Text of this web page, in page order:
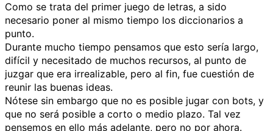
Como se trata del primer juego de letras, a sido
necesario poner al mismo tiempo los diccionarios a
punto.
Durante mucho tiempo pensamos que esto sería largo,
difícil y necesitado de muchos recursos, al punto de
juzgar que era irrealizable, pero al fin, fue cuestión de
reunir las buenas ideas.
Nótese sin embargo que no es posible jugar con bots, y
que no será posible a corto o medio plazo. Tal vez
pensemos en ello más adelante, pero no por ahora.